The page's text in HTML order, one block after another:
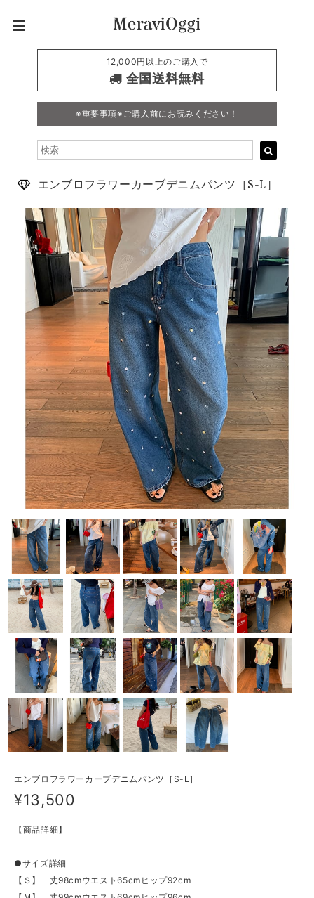
12,000円以上のご購入で
全国送料無料
※重要事項※ご購入前にお読みください！
エンブロフラワーカーブデニムパンツ［S-L］
エンブロフラワーカーブデニムパンツ［S-L］
¥13,500
【商品詳細】
●サイズ詳細
【Ｓ】 丈98cmウエスト65cmヒップ92cm